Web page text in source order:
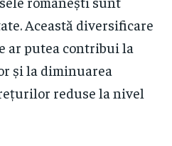
Această diversificare
ar putea contribui la
și la diminuarea
reduse la nivel